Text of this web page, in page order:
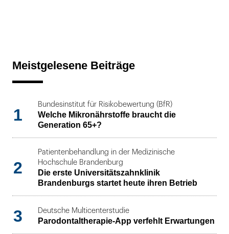
Meistgelesene Beiträge
1
Bundesinstitut für Risikobewertung (BfR)
Welche Mikronährstoffe braucht die
Generation 65+?
2
Patientenbehandlung in der Medizinische
Hochschule Brandenburg
Die erste Universitätszahnklinik
Brandenburgs startet heute ihren Betrieb
3 Deutsche Multicenterstudie
Parodontaltherapie-App verfehlt Erwartungen